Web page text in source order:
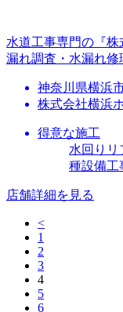
水道工事専門の『
漏れ調査・水漏れ
神奈川県横浜
株式会社横浜
得意な施工
水回りリ
種設備工
店舗詳細を見る
<
1
2
3
4
5
6